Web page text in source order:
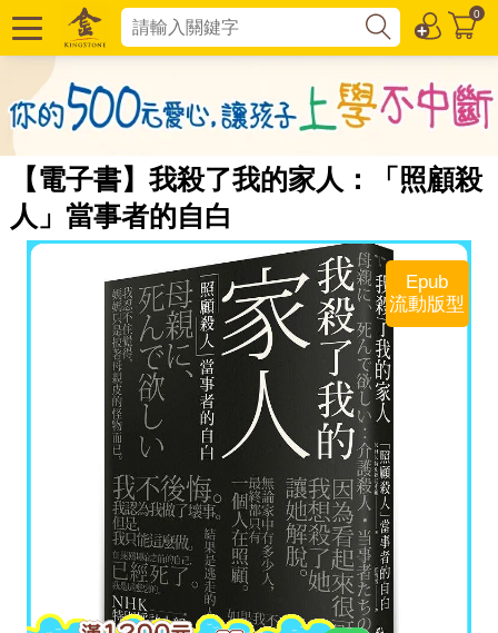
0
【電子書】我殺了我的家人：「照顧殺
人」當事者的自白
Epub
流動版型